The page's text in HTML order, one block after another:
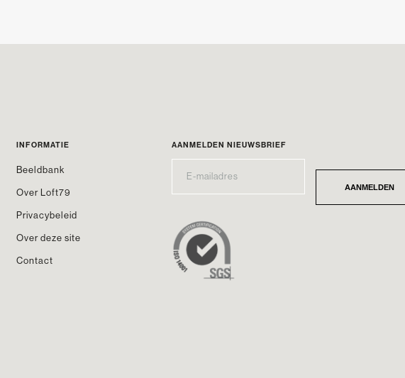
INFORMATIE
Beeldbank
Over Loft79
Privacybeleid
Over deze site
Contact
AANMELDEN NIEUWSBRIEF
AANMELDEN